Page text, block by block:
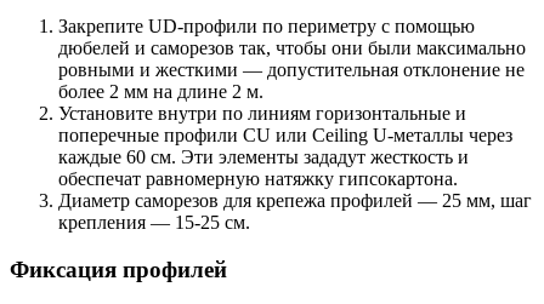
Закрепите UD-профили по периметру с помощью
дюбелей и саморезов так, чтобы они были максимально
ровными и жесткими — допустительная отклонение не
более 2 мм на длине 2 м.
Установите внутри по линиям горизонтальные и
поперечные профили CU или Ceiling U-металлы через
каждые 60 см. Эти элементы зададут жесткость и
обеспечат равномерную натяжку гипсокартона.
Диаметр саморезов для крепежа профилей — 25 мм, шаг
крепления — 15-25 см.
Фиксация профилей